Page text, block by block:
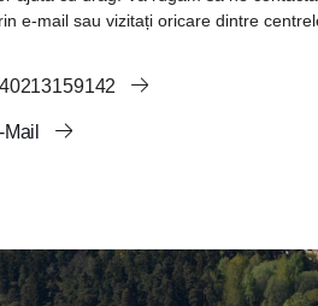
e-mail sau vizitați oricare dintre